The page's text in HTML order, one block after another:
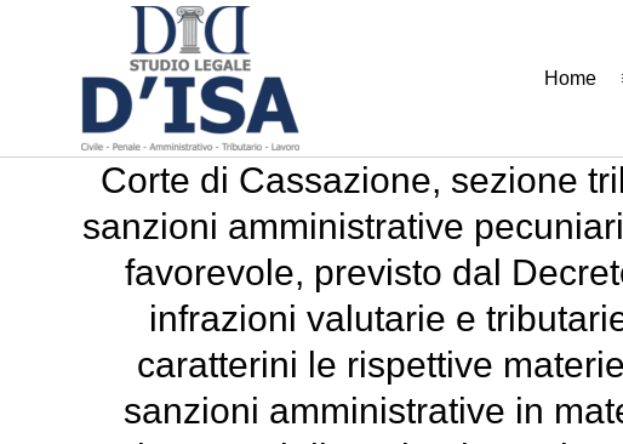
Home
Corte di Cassazione, sezione
sanzioni amministrative
favorevole, previsto dal
infrazioni valutarie e
caratterini le rispettive
sanzioni amministrative in